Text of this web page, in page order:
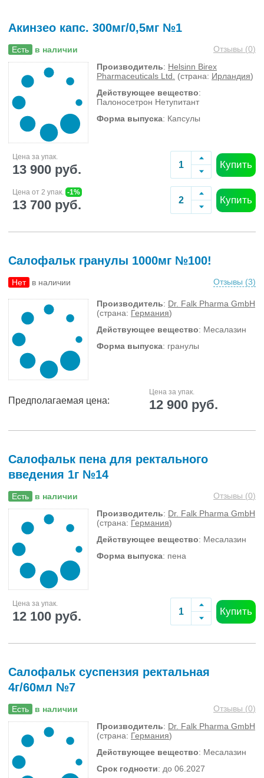
Акинзео капс. 300мг/0,5мг №1
Есть в наличии Отзывы (0)
Производитель: Helsinn Birex
Pharmaceuticals Ltd.
(страна: Ирландия)
Действующее вещество:
Палоносетрон Нетупитант
Форма выпуска: Капсулы
Цена за упак.
13 900 руб. Купить
Цена от 2 упак. -1%
13 700 руб. Купить
Салофальк гранулы 1000мг №100!
Нет в наличии Отзывы (3)
Производитель: Dr. Falk Pharma GmbH
(страна: Германия)
Действующее вещество: Месалазин
Форма выпуска: гранулы
Предполагаемая цена:
Цена за упак.
12 900 руб.
Салофальк пена для ректального
введения 1г №14
Есть в наличии Отзывы (0)
Производитель: Dr. Falk Pharma GmbH
(страна: Германия)
Действующее вещество: Месалазин
Форма выпуска: пена
Цена за упак.
12 100 руб. Купить
Салофальк суспензия ректальная
4г/60мл №7
Есть в наличии Отзывы (0)
Производитель: Dr. Falk Pharma GmbH
(страна: Германия)
Действующее вещество: Месалазин
Срок годности: до 06.2027